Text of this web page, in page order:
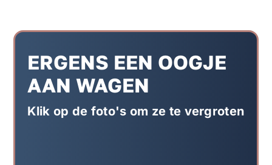
ERGENS EEN OOGJE
AAN WAGEN
Klik op de foto's om ze te vergroten